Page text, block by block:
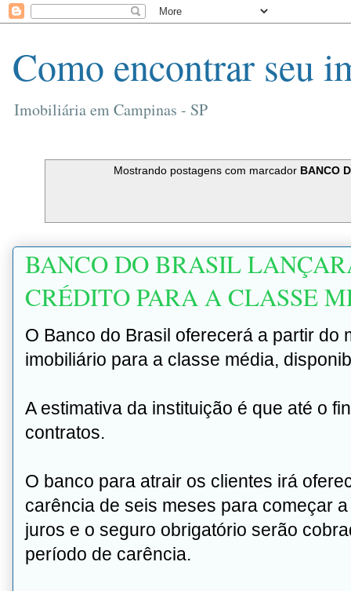
Como encontrar seu
Imobiliária em Campinas - SP
Mostrando postagens com marcador BANCO
BANCO DO BRASIL
CRÉDITO PARA A CLASSE
O Banco do Brasil oferecerá a partir do
imobiliário para a classe média,
A estimativa da instituição é que até o
contratos.
O banco para atrair os clientes irá
carência de seis meses para começar
juros e o seguro obrigatório serão
período de carência.